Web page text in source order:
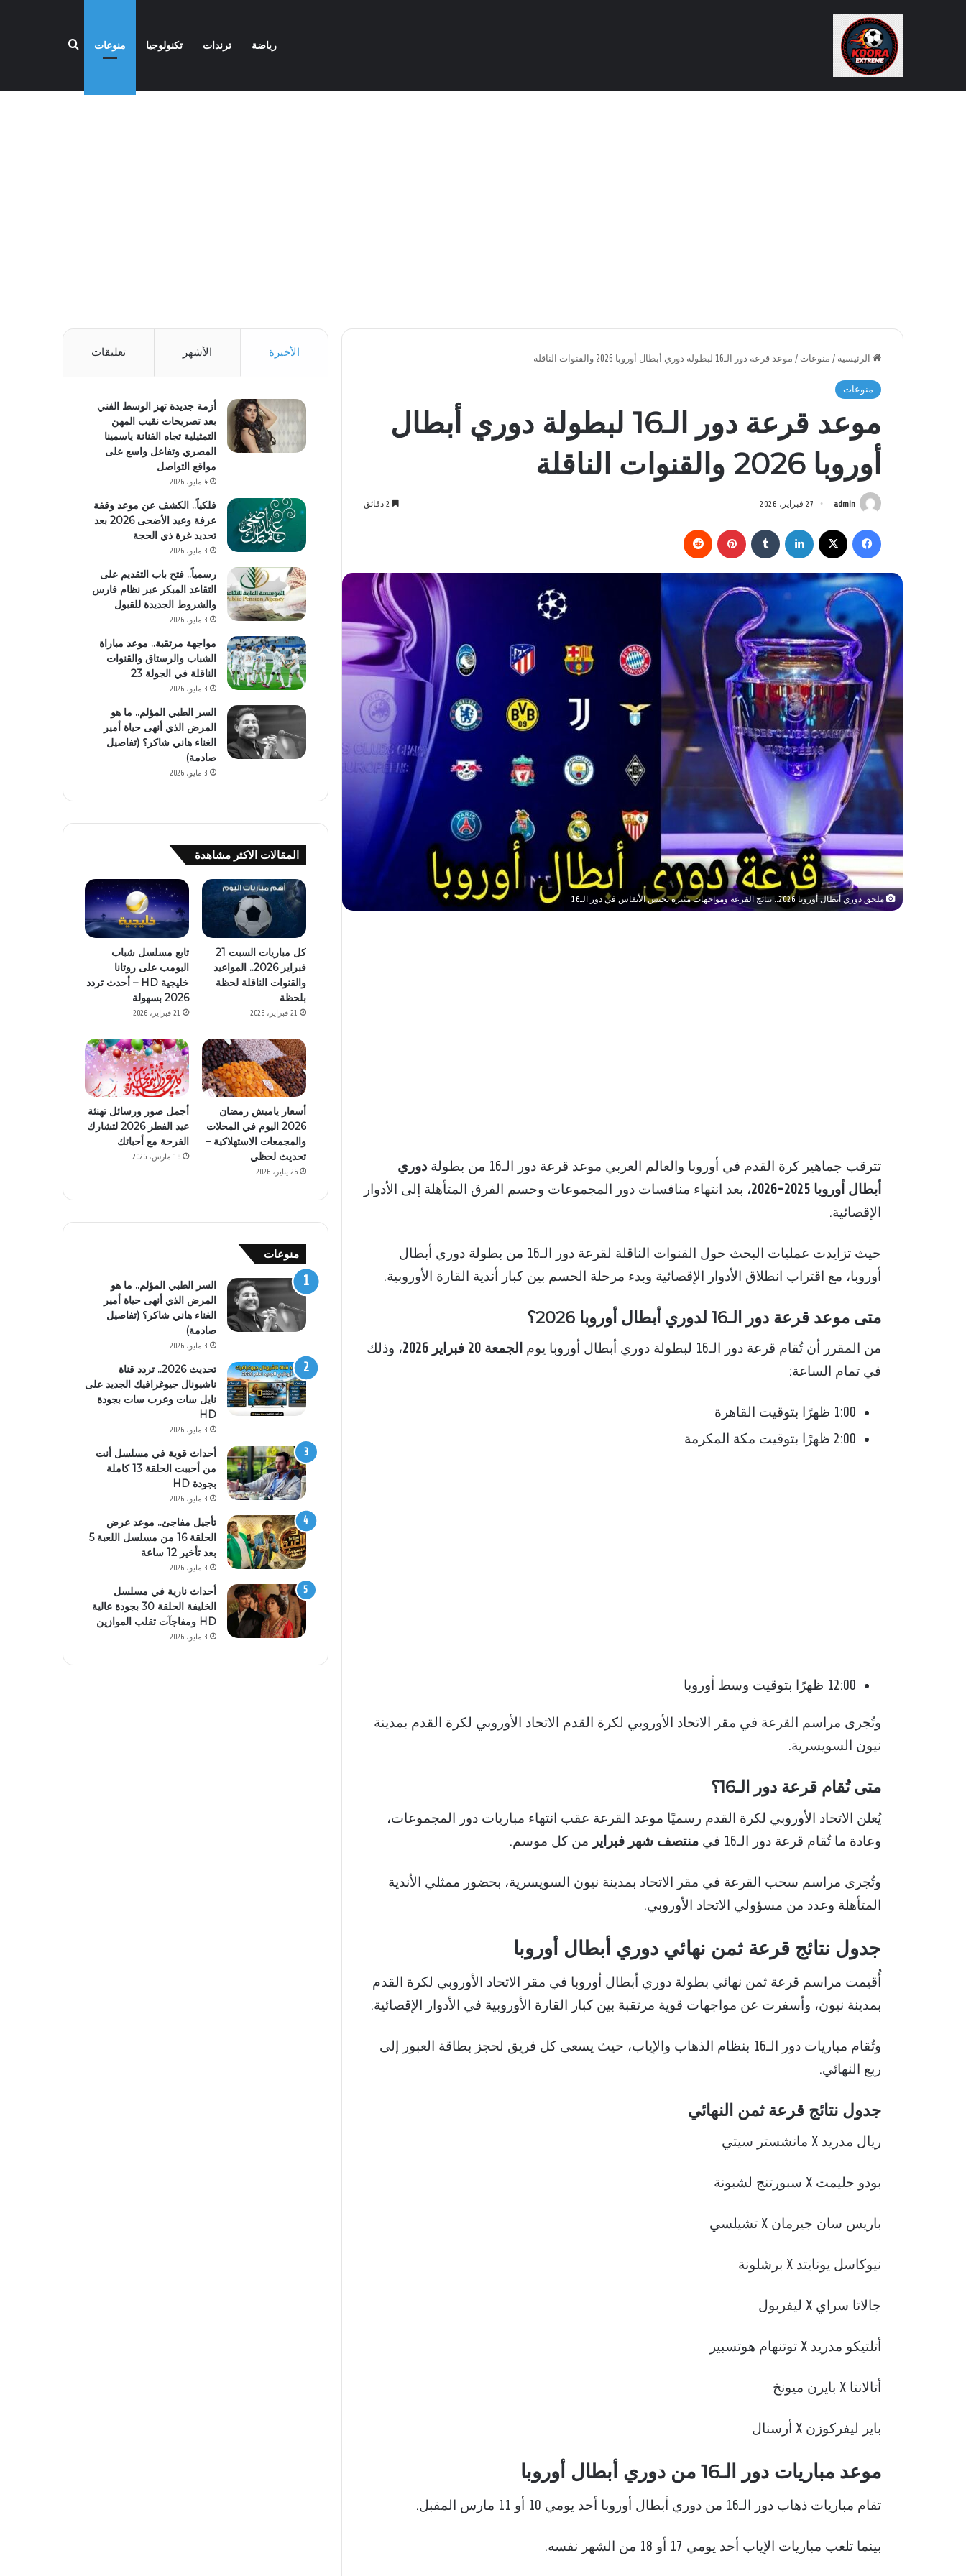
رياضة ترندات تكنولوجيا منوعات بحث عن
الرئيسية / منوعات / موعد قرعة دور الـ16 لبطولة دوري أبطال أوروبا 2026 والقنوات الناقلة
منوعات
موعد قرعة دور الـ16 لبطولة دوري أبطال
أوروبا 2026 والقنوات الناقلة
admin 27 فبراير، 2026
فيسبوك لينكدإن بينتيريست
ملحق دوري أبطال أوروبا 2026.. نتائج القرعة ومواجهات مثيرة تحبس الأنفاس في دور الـ16
تترقب جماهير كرة القدم في أوروبا والعالم العربي موعد قرعة دور الـ16 من بطولة
دوري
أبطال أوروبا 2025-2026
، بعد انتهاء منافسات دور المجموعات وحسم الفرق المتأهلة إلى الأدوار
الإقصائية.
حيث تزايدت عمليات البحث حول القنوات الناقلة لقرعة دور الـ16 من بطولة
دوري أبطال
أوروبا، مع اقتراب انطلاق الأدوار الإقصائية وبدء مرحلة الحسم بين كبار أندية القارة الأوروبية.
متى موعد قرعة دور الـ16 لدوري أبطال أوروبا 2026؟
من المقرر أن تُقام قرعة دور الـ16 لبطولة دوري أبطال أوروبا يوم الجمعة 20 فبراير 2026
، وذلك
في تمام الساعة:
1:00 ظهرًا بتوقيت القاهرة
2:00 ظهرًا بتوقيت مكة المكرمة
12:00 ظهرًا بتوقيت وسط أوروبا
وتُجرى مراسم القرعة في مقر الاتحاد الأوروبي لكرة القدم الاتحاد الأوروبي لكرة القدم بمدينة
نيون السويسرية.
متى تُقام قرعة دور الـ16؟
يُعلن الاتحاد الأوروبي لكرة القدم رسميًا موعد القرعة عقب انتهاء مباريات دور المجموعات،
وعادة ما تُقام قرعة دور الـ16 في
منتصف شهر فبراير من كل موسم.
وتُجرى مراسم سحب القرعة في مقر الاتحاد بمدينة نيون السويسرية، بحضور ممثلي الأندية
المتأهلة وعدد من مسؤولي الاتحاد الأوروبي.
جدول نتائج قرعة ثمن نهائي دوري أبطال أوروبا
أُقيمت مراسم قرعة ثمن نهائي بطولة دوري أبطال أوروبا في مقر
الاتحاد الأوروبي لكرة القدم
بمدينة نيون، وأسفرت عن مواجهات قوية مرتقبة بين كبار القارة الأوروبية في الأدوار الإقصائية.
وتُقام مباريات دور الـ16 بنظام الذهاب والإياب، حيث يسعى كل فريق لحجز بطاقة العبور إلى
ربع النهائي.
جدول نتائج قرعة ثمن النهائي
ريال مدريد X مانشستر سيتي
بودو جليمت X سبورتنج لشبونة
باريس سان جيرمان X تشيلسي
نيوكاسل يونايتد X برشلونة
جالاتا سراي X ليفربول
أتلتيكو مدريد X توتنهام هوتسبير
أتالانتا X بايرن ميونخ
باير ليفركوزن X أرسنال
موعد مباريات دور الـ16 من دوري أبطال أوروبا
تقام مباريات ذهاب دور الـ16 من دوري أبطال أوروبا أحد يومي 10 أو 11 مارس المقبل.
بينما تلعب مباريات الإياب أحد يومي 17 أو 18 من الشهر نفسه.
الأخيرة الأشهر تعليقات
أزمة جديدة تهز الوسط الفني
بعد تصريحات نقيب المهن
التمثيلية تجاه الفنانة ياسمينا
المصري وتفاعل واسع على
مواقع التواصل
4 مايو، 2026
فلكياً.. الكشف عن موعد وقفة
عرفة وعيد الأضحى 2026 بعد
تحديد غرة ذي الحجة
3 مايو، 2026
رسمياً.. فتح باب التقديم على
التقاعد المبكر عبر نظام فارس
والشروط الجديدة للقبول
3 مايو، 2026
مواجهة مرتقبة.. موعد مباراة
الشباب والرستاق والقنوات
الناقلة في الجولة 23
3 مايو، 2026
السر الطبي المؤلم.. ما هو
المرض الذي أنهى حياة أمير
الغناء هاني شاكر؟ (تفاصيل
صادمة)
3 مايو، 2026
المقالات الاكثر مشاهدة
كل مباريات السبت 21
فبراير 2026.. المواعيد
والقنوات الناقلة لحظة
بلحظة
21 فبراير، 2026
تابع مسلسل شباب
البومب على روتانا
خليجية HD – أحدث تردد
2026 بسهولة
21 فبراير، 2026
أسعار ياميش رمضان
2026 اليوم في المحلات
والمجمعات الاستهلاكية –
تحديث لحظي
26 يناير، 2026
أجمل صور ورسائل تهنئة
عيد الفطر 2026 لتشارك
الفرحة مع أحبائك
18 مارس، 2026
منوعات
السر الطبي المؤلم.. ما هو
المرض الذي أنهى حياة أمير
الغناء هاني شاكر؟ (تفاصيل
صادمة)
3 مايو، 2026
تحديث 2026.. تردد قناة
ناشيونال جيوغرافيك الجديد على
نايل سات وعرب سات بجودة
HD
3 مايو، 2026
أحداث قوية في مسلسل أنت
من أحببت الحلقة 13 كاملة
بجودة HD
3 مايو، 2026
تأجيل مفاجئ.. موعد عرض
الحلقة 16 من مسلسل اللعبة 5
بعد تأخير 12 ساعة
3 مايو، 2026
أحداث نارية في مسلسل
الخليفة الحلقة 30 بجودة عالية
HD ومفاجآت تقلب الموازين
3 مايو، 2026